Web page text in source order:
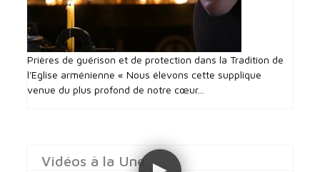
Prières de guérison et de protection dans la Tradition de
l'Eglise arménienne « Nous élevons cette supplique
venue du plus profond de notre cœur...
Vidéos à la Une